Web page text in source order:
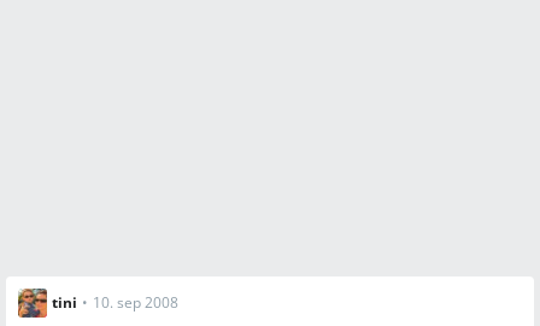
tini • 10. sep 2008